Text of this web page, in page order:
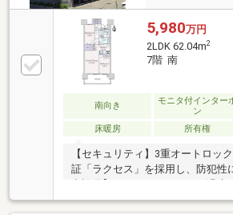
5,980万円
2LDK 62.04m2
7階 南
南向き
モニタ付インター
ン
床暖房 所有権
【セキュリティ】3重オートロッ
証「ラクセス」を採用し、防犯性
2）・ディスポーザー付システム